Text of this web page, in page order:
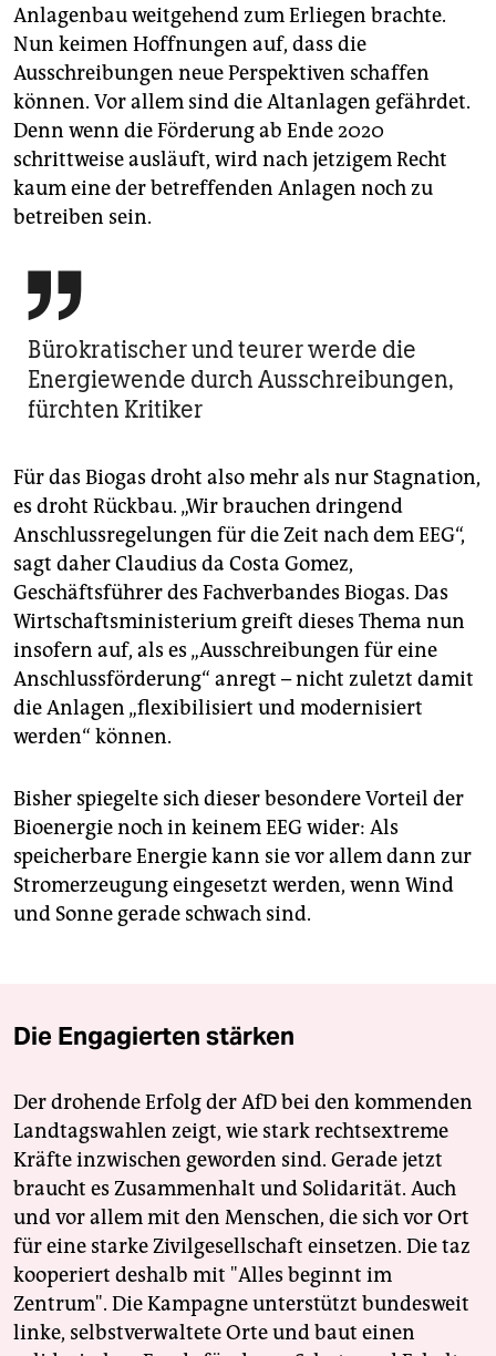
Anlagenbau weitgehend zum Erliegen brachte.
Nun keimen Hoffnungen auf, dass die
Ausschreibungen neue Perspektiven schaffen
können. Vor allem sind die Altanlagen gefährdet.
Denn wenn die Förderung ab Ende 2020
schrittweise ausläuft, wird nach jetzigem Recht
kaum eine der betreffenden Anlagen noch zu
betreiben sein.

Bürokratischer und teurer werde die
Energiewende durch Ausschreibungen,
fürchten Kritiker
Für das Biogas droht also mehr als nur Stagnation,
es droht Rückbau. „Wir brauchen dringend
Anschlussregelungen für die Zeit nach dem EEG“,
sagt daher Claudius da Costa Gomez,
Geschäftsführer des Fachverbandes Biogas. Das
Wirtschaftsministerium greift dieses Thema nun
insofern auf, als es „Ausschreibungen für eine
Anschlussförderung“ anregt – nicht zuletzt damit
die Anlagen „flexibilisiert und modernisiert
werden“ können.
Bisher spiegelte sich dieser besondere Vorteil der
Bioenergie noch in keinem EEG wider: Als
speicherbare Energie kann sie vor allem dann zur
Stromerzeugung eingesetzt werden, wenn Wind
und Sonne gerade schwach sind.
Die Engagierten stärken
Der drohende Erfolg der AfD bei den kommenden
Landtagswahlen zeigt, wie stark rechtsextreme
Kräfte inzwischen geworden sind. Gerade jetzt
braucht es Zusammenhalt und Solidarität. Auch
und vor allem mit den Menschen, die sich vor Ort
für eine starke Zivilgesellschaft einsetzen. Die taz
kooperiert deshalb mit "Alles beginnt im
Zentrum". Die Kampagne unterstützt bundesweit
linke, selbstverwaltete Orte und baut einen